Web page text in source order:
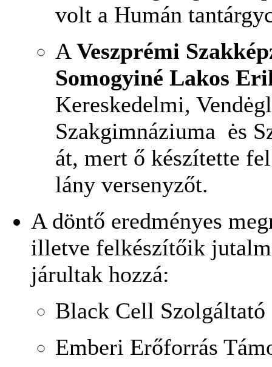
volt a Humán
A Veszprémi
Somogyiné Lakos
Kereskedelmi,
Szakgimnáziuma ės
át, mert ő készítette
lány versenyzőt.
A döntő eredményes
illetve felkészítőik
járultak hozzá:
Black Cell
Emberi Erőforrás